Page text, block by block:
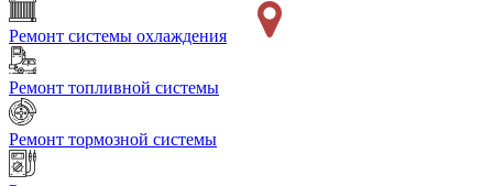
Ремонт системы охлаждения
Ремонт топливной системы
Ремонт тормозной системы